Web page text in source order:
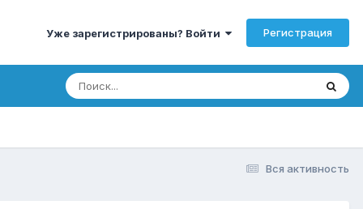
Уже зарегистрированы? Войти Регистрация
Вся активность